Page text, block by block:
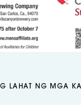
LAHAT NG MGA